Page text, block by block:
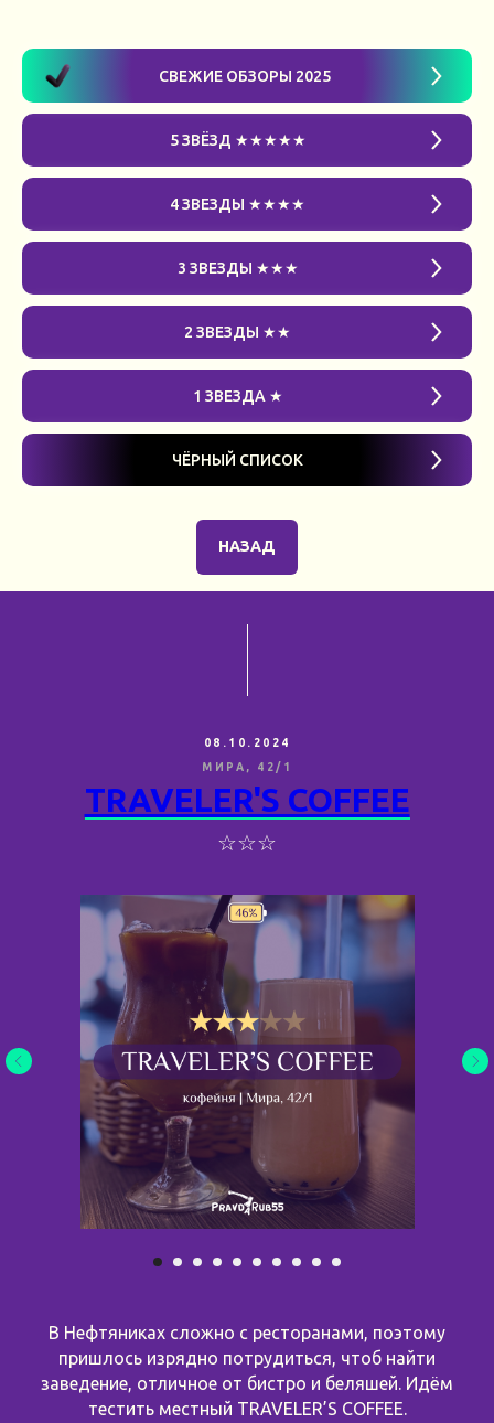
СВЕЖИЕ ОБЗОРЫ 2025
5 ЗВЁЗД ★★★★★
4 ЗВЕЗДЫ ★★★★
3 ЗВЕЗДЫ ★★★
2 ЗВЕЗДЫ ★★
1 ЗВЕЗДА ★
ЧЁРНЫЙ СПИСОК
НАЗАД
08.10.2024
МИРА, 42/1
TRAVELER'S COFFEE
☆☆☆
В Нефтяниках сложно с ресторанами, поэтому
пришлось изрядно потрудиться, чтоб найти
заведение, отличное от бистро и беляшей. Идём
тестить местный TRAVELER’S COFFEE.